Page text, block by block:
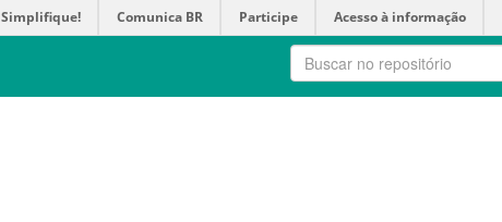
Simplifique! Comunica BR Participe Acesso à informação